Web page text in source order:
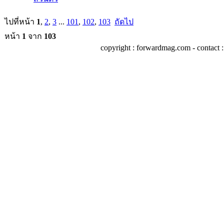
ไปที่หน้า 1, 2, 3 ... 101 , 102, 103 ถัดไป
หน้า 1 จาก 103
copyright : forwardmag.com - contact